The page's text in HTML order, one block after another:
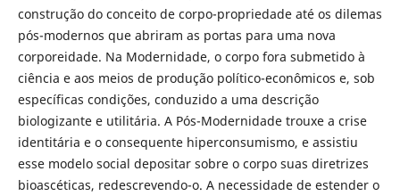
construção do conceito de corpo-propriedade até os dilemas
pós-modernos que abriram as portas para uma nova
corporeidade. Na Modernidade, o corpo fora submetido à
ciência e aos meios de produção político-econômicos e, sob
específicas condições, conduzido a uma descrição
biologizante e utilitária. A Pós-Modernidade trouxe a crise
identitária e o consequente hiperconsumismo, e assistiu
esse modelo social depositar sobre o corpo suas diretrizes
bioascéticas, redescrevendo-o. A necessidade de estender o